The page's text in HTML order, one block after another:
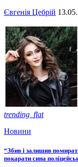
Євгенія Цебрій
trending_flat
Новини
“Збив і залишив
покарати сина